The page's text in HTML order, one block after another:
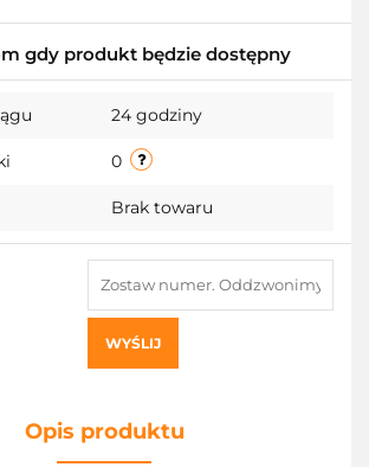
gdy produkt będzie dostępny
24 godziny
0
Brak towaru
WYŚLIJ
Opis produktu